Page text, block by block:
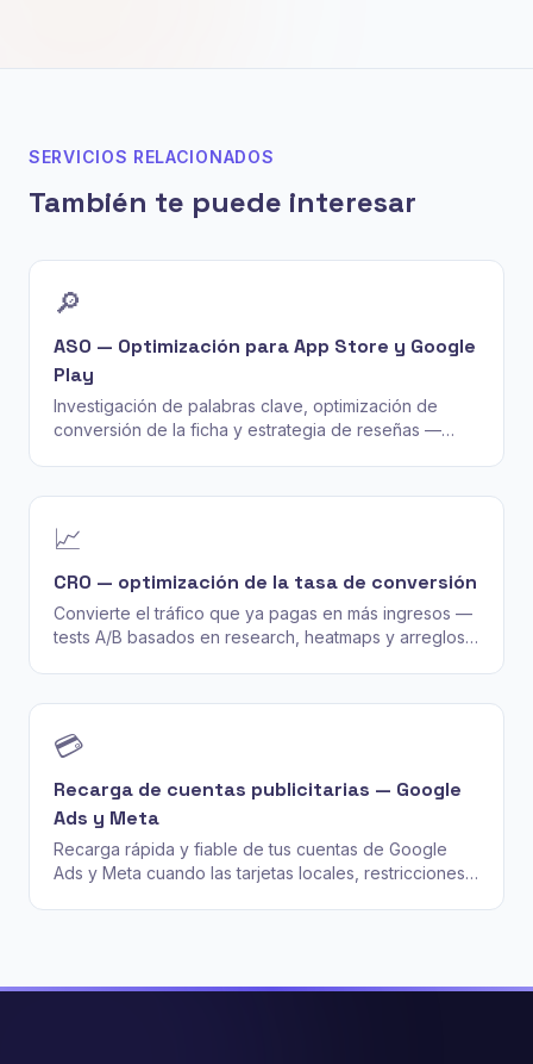
SERVICIOS RELACIONADOS
También te puede interesar
🔎
ASO — Optimización para App Store y Google
Play
Investigación de palabras clave, optimización de
conversión de la ficha y estrategia de reseñas —
📈
CRO — optimización de la tasa de conversión
Convierte el tráfico que ya pagas en más ingresos —
tests A/B basados en research, heatmaps y arreglos
💳
Recarga de cuentas publicitarias — Google
Ads y Meta
Recarga rápida y fiable de tus cuentas de Google
Ads y Meta cuando las tarjetas locales, restricciones